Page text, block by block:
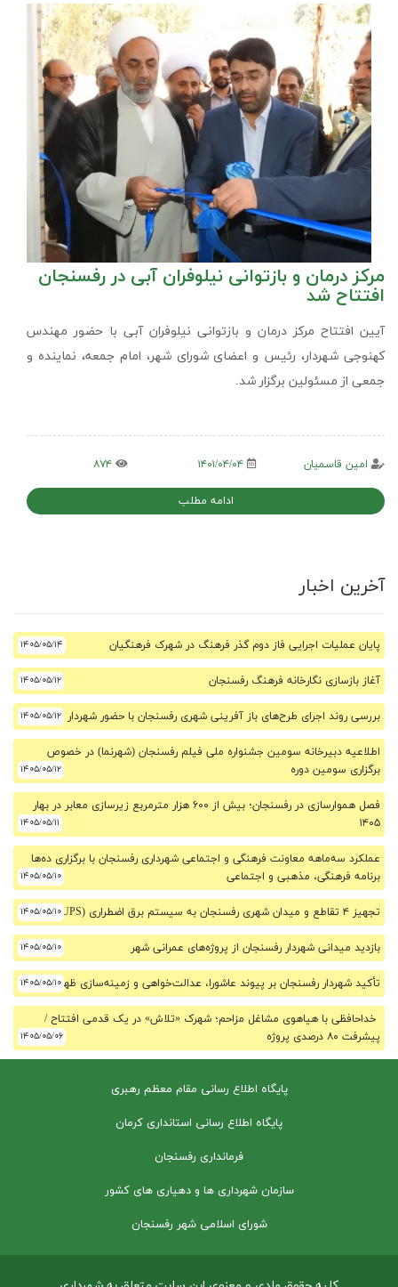
مرکز درمان و بازتوانی نیلوفران آبی در رفسنجان
افتتاح شد
آیین افتتاح مرکز درمان و بازتوانی نیلوفران آبی با حضور مهندس
کهنوجی شهردار، رئیس و اعضای شورای شهر، امام جمعه، نماینده و
جمعی از مسئولین برگزار شد.
امین قاسمیان ۱۴۰۱/۰۴/۰۴ ۸۷۴
ادامه مطلب
آخرین اخبار
پایان عملیات اجرایی فاز دوم گذر فرهنگ در شهرک فرهنگیان ۱۴۰۵/۰۵/۱۴
آغاز بازسازی نگارخانه فرهنگ رفسنجان ۱۴۰۵/۰۵/۱۲
بررسی روند اجرای طرح‌های باز آفرینی شهری رفسنجان با حضور شهردار ۱۴۰۵/۰۵/۱۲
اطلاعیه دبیرخانه سومین جشنواره ملی فیلم رفسنجان (شهرنما) در خصوص
برگزاری سومین دوره
۱۴۰۵/۰۵/۱۲
فصل هموارسازی در رفسنجان؛ بیش از ۶۰۰ هزار مترمربع زیرسازی معابر در بهار
۱۴۰۵
۱۴۰۵/۰۵/۱۱
عملکرد سه‌ماهه معاونت فرهنگی و اجتماعی شهرداری رفسنجان با برگزاری ده‌ها
برنامه فرهنگی، مذهبی و اجتماعی
۱۴۰۵/۰۵/۱۰
تجهیز ۴ تقاطع و میدان شهری رفسنجان به سیستم برق اضطراری (UPS) ۱۴۰۵/۰۵/۱۰
بازدید میدانی شهردار رفسنجان از پروژه‌های عمرانی شهر ۱۴۰۵/۰۵/۱۰
تأکید شهردار رفسنجان بر پیوند عاشورا، عدالت‌خواهی و زمینه‌سازی ظهور۱۴۰۵/۰۵/۱۰
خداحافظی با هیاهوی مشاغل مزاحم؛ شهرک «تلاش» در یک قدمی افتتاح /
پیشرفت ۸۰ درصدی پروژه
۱۴۰۵/۰۵/۰۶
پایگاه اطلاع رسانی مقام معظم رهبری
پایگاه اطلاع رسانی استانداری کرمان
فرمانداری رفسنجان
سازمان شهرداری ها و دهیاری های کشور
شورای اسلامی شهر رفسنجان